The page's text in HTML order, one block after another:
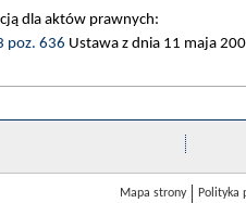
dla aktów prawnych:
poz. 636 Ustawa z dnia 11 maja
Mapa strony Polityka